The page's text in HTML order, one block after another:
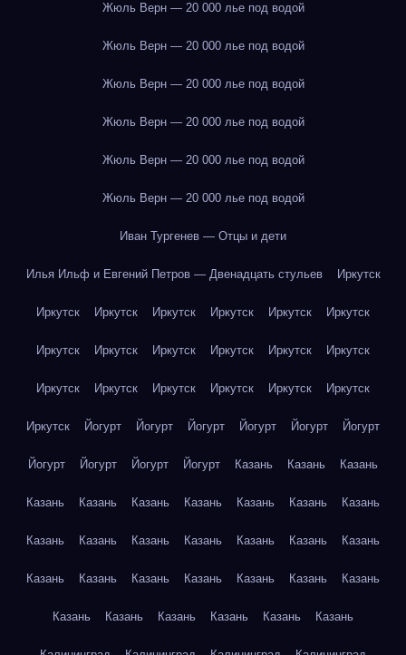
Жюль Верн — 20 000 лье под водой
Жюль Верн — 20 000 лье под водой
Жюль Верн — 20 000 лье под водой
Жюль Верн — 20 000 лье под водой
Жюль Верн — 20 000 лье под водой
Жюль Верн — 20 000 лье под водой
Иван Тургенев — Отцы и дети
Илья Ильф и Евгений Петров — Двенадцать стульев Иркутск
Иркутск Иркутск Иркутск Иркутск Иркутск Иркутск
Иркутск Иркутск Иркутск Иркутск Иркутск Иркутск
Иркутск Иркутск Иркутск Иркутск Иркутск Иркутск
Иркутск Йогурт Йогурт Йогурт Йогурт Йогурт Йогурт
Йогурт Йогурт Йогурт Йогурт Казань Казань Казань
Казань Казань Казань Казань Казань Казань Казань
Казань Казань Казань Казань Казань Казань Казань
Казань Казань Казань Казань Казань Казань Казань
Казань Казань Казань Казань Казань Казань